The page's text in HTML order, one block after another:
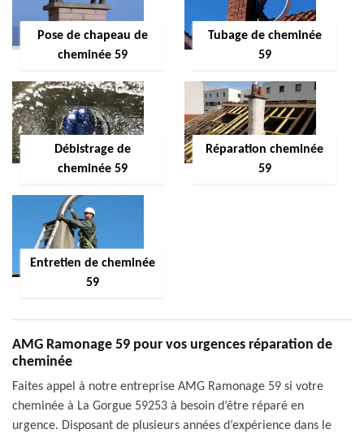
Pose de chapeau de
cheminée 59
Tubage de cheminée
59
Débistrage de
cheminée 59
Réparation cheminée
59
Entretien de cheminée
59
AMG Ramonage 59 pour vos urgences réparation de
cheminée
Faites appel à notre entreprise AMG Ramonage 59 si votre
cheminée à La Gorgue 59253 à besoin d’être réparé en
urgence. Disposant de plusieurs années d’expérience dans le